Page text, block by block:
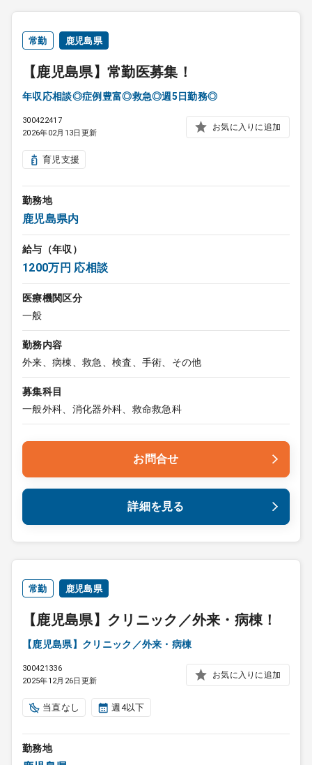
常勤 鹿児島県
【鹿児島県】常勤医募集！
年収応相談◎症例豊富◎救急◎週5日勤務◎
300422417
2026年02月13日更新
お気に入りに追加
育児支援
勤務地
鹿児島県内
給与（年収）
1200万円 応相談
医療機関区分
一般
勤務内容
外来、病棟、救急、検査、手術、その他
募集科目
一般外科、消化器外科、救命救急科
お問合せ
詳細を見る
常勤 鹿児島県
【鹿児島県】クリニック／外来・病棟！
【鹿児島県】クリニック／外来・病棟
300421336
2025年12月26日更新
お気に入りに追加
当直なし 週4以下
勤務地